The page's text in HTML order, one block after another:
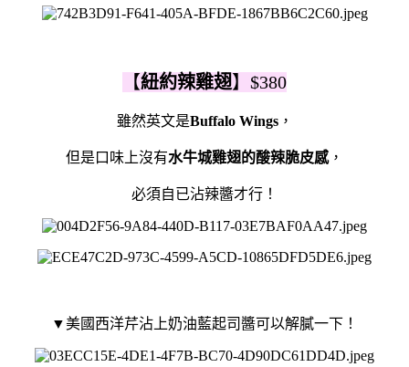
【紐約辣雞翅】$380
雖然英文是Buffalo Wings，
但是口味上沒有水牛城雞翅的酸辣脆皮感，
必須自已沾辣醬才行！
▼美國西洋芹沾上奶油藍起司醬可以解膩一下！